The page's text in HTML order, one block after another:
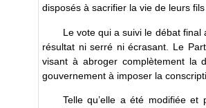
disposés à sacrifier la vie de leurs
Le vote qui a suivi le débat
résultat ni serré ni écrasant. Le
visant à abroger complètement la
gouvernement à imposer la
Telle qu’elle a été modifiée